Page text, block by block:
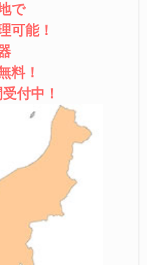
で
可能！
料！
付中！